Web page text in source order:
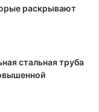
раскрывают
стальная труба